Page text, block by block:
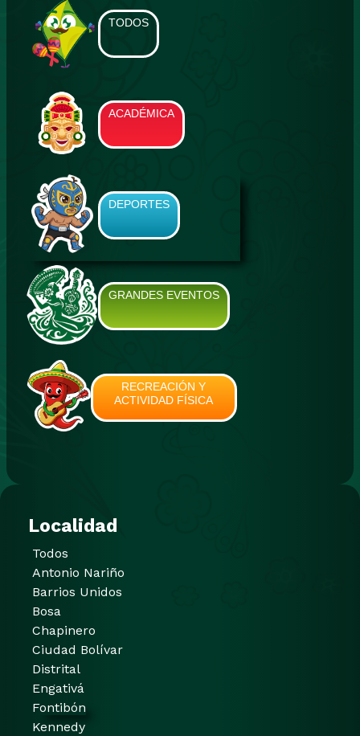
Localidad
Todos
Antonio Nariño
Barrios Unidos
Bosa
Chapinero
Ciudad Bolívar
Distrital
Engativá
Fontibón
Kennedy
TODOS
ACADÉMICA
DEPORTES
GRANDES EVENTOS
RECREACIÓN Y
ACTIVIDAD FÍSICA